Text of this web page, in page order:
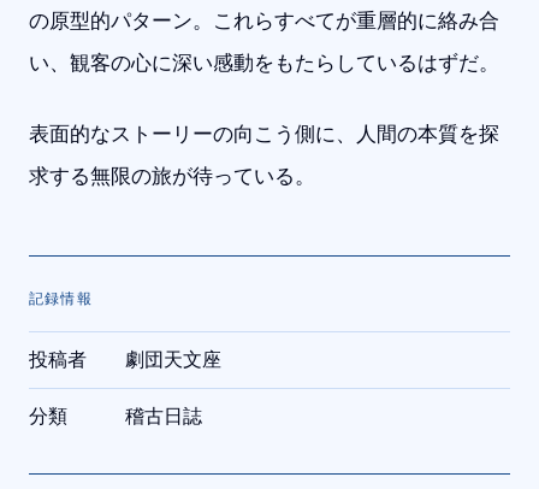
の原型的パターン。これらすべてが重層的に絡み合
い、観客の心に深い感動をもたらしているはずだ。
表面的なストーリーの向こう側に、人間の本質を探
求する無限の旅が待っている。
記録情報
投稿者 劇団天文座
分類 稽古日誌